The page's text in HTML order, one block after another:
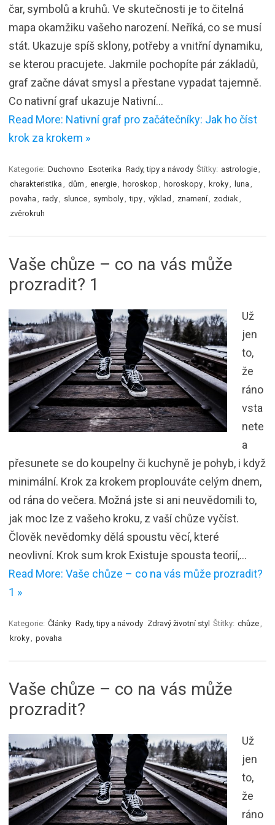
čar, symbolů a kruhů. Ve skutečnosti je to čitelná
mapa okamžiku vašeho narození. Neříká, co se musí
stát. Ukazuje spíš sklony, potřeby a vnitřní dynamiku,
se kterou pracujete. Jakmile pochopíte pár základů,
graf začne dávat smysl a přestane vypadat tajemně.
Co nativní graf ukazuje Nativní…
Read More: Nativní graf pro začátečníky: Jak ho číst
krok za krokem »
Kategorie: Duchovno Esoterika Rady, tipy a návody Štítky: astrologie
charakteristika
dům energie horoskop horoskopy kroky luna
povaha
rady slunce symboly tipy výklad znamení zodiak
zvěrokruh
Vaše chůze – co na vás může
prozradit? 1
Už
jen
to,
že
ráno
vsta
nete
a
přesunete se do koupelny či kuchyně je pohyb, i když
minimální. Krok za krokem proplouváte celým dnem,
od rána do večera. Možná jste si ani neuvědomili to,
jak moc lze z vašeho kroku, z vaší chůze vyčíst.
Člověk nevědomky dělá spoustu věcí, které
neovlivní. Krok sum krok Existuje spousta teorií,…
Read More: Vaše chůze – co na vás může prozradit?
1 »
Kategorie: Články Rady, tipy a návody Zdravý životní styl Štítky: chůze
kroky
povaha
Vaše chůze – co na vás může
prozradit?
Už
jen
to,
že
ráno